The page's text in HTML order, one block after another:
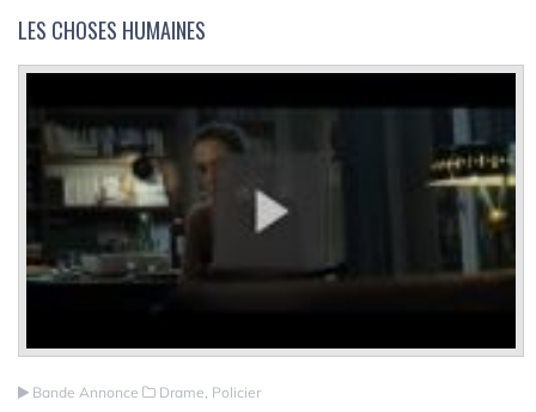
LES CHOSES HUMAINES
Bande Annonce Drame, Policier